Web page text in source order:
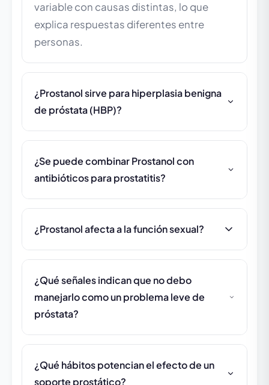
variable con causas distintas, lo que
explica respuestas diferentes entre
personas.
¿Prostanol sirve para hiperplasia benigna
de próstata (HBP)?
¿Se puede combinar Prostanol con
antibióticos para prostatitis?
¿Prostanol afecta a la función sexual?
¿Qué señales indican que no debo
manejarlo como un problema leve de
próstata?
¿Qué hábitos potencian el efecto de un
soporte prostático?